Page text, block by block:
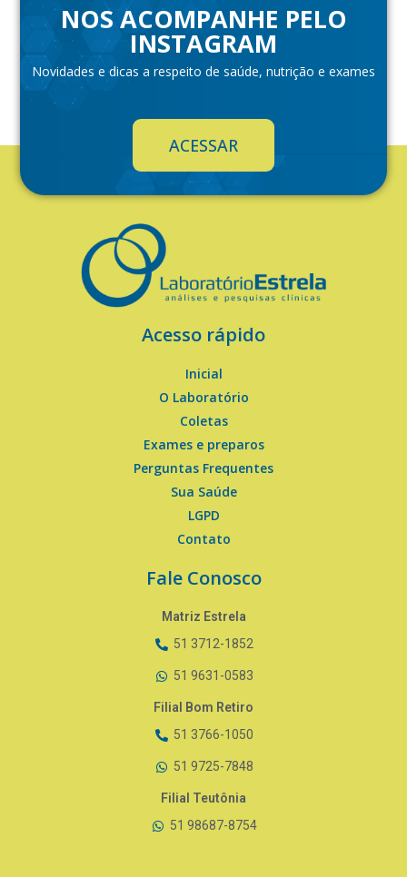
NOS ACOMPANHE PELO
INSTAGRAM
Novidades e dicas a respeito de saúde, nutrição e exames
ACESSAR
Acesso rápido
Inicial
O Laboratório
Coletas
Exames e preparos
Perguntas Frequentes
Sua Saúde
LGPD
Contato
Fale Conosco
Matriz Estrela
51 3712-1852
51 9631-0583
Filial Bom Retiro
51 3766-1050
51 9725-7848
Filial Teutônia
51 98687-8754